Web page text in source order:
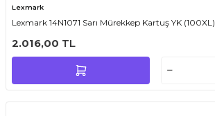
Lexmark
Lexmark 14N1071 Sarı Mürekkep Kartuş YK (100XL)
2.016,00 TL